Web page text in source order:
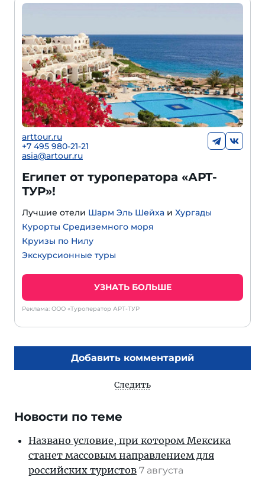
arttour.ru
+7 495 980-21-21
asia@artour.ru
Египет от туроператора «АРТ-
ТУР»!
Лучшие отели Шарм Эль Шейха и Хургады
Курорты Средиземного моря
Круизы по Нилу
Экскурсионные туры
УЗНАТЬ БОЛЬШЕ
Реклама: ООО «Туроператор АРТ-ТУР
Добавить комментарий
Следить
Новости по теме
Названо условие, при котором Мексика
станет массовым направлением для
российских туристов 7 августа